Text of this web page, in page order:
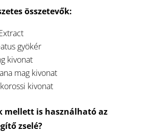
összetevők:
gyökér
kivonat
mag kivonat
kivonat
mellett is használható az
zselé?